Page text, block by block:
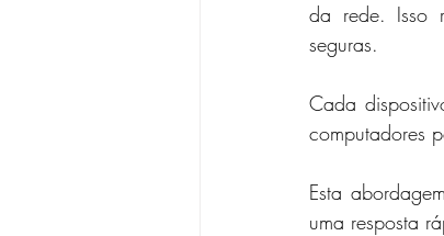
da rede. Isso
seguras.
Cada
computadores
Esta
uma resposta